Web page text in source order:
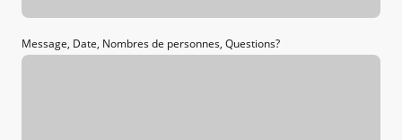
Message, Date, Nombres de personnes, Questions?